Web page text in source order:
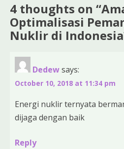
4 thoughts on “
Optimalisasi
Nuklir di
Dedewsays:
October 10, 2018 at 11:34 pm
Energi nuklir ternyata
dijaga dengan baik
Reply